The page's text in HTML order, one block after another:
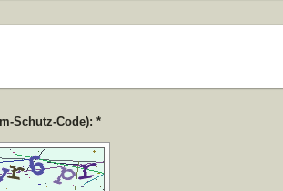
Captcha (Spam-Schutz-Code): *